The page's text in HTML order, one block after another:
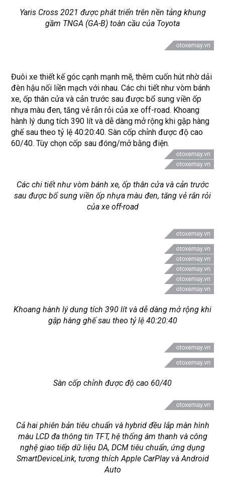
Yaris Cross 2021 được phát triển trên nền tảng khung
gầm TNGA (GA-B) toàn cầu của Toyota
Đuôi xe thiết kế góc cạnh mạnh mẽ, thêm cuốn hút nhờ dải
đèn hậu nối liền mạch với nhau. Các chi tiết như vòm bánh
xe, ốp thân cửa và cản trước sau được bổ sung viền ốp
nhựa màu đen, tăng vẻ rắn rỏi của xe off-road. Khoang
hành lý dung tích 390 lít và dễ dàng mở rộng khi gập hàng
ghế sau theo tỷ lệ 40:20:40. Sàn cốp chỉnh được độ cao
60/40. Tùy chọn cốp sau đóng/mở bằng điện.
Các chi tiết như vòm bánh xe, ốp thân cửa và cản trước
sau được bổ sung viền ốp nhựa màu đen, tăng vẻ rắn rỏi
của xe off-road
Khoang hành lý dung tích 390 lít và dễ dàng mở rộng khi
gập hàng ghế sau theo tỷ lệ 40:20:40
Sàn cốp chỉnh được độ cao 60/40
Cả hai phiên bản tiêu chuẩn và hybrid đều lắp màn hình
màu LCD đa thông tin TFT, hệ thống âm thanh và công
nghệ giao tiếp dữ liệu DA, DCM tiêu chuẩn, ứng dụng
SmartDeviceLink, tương thích Apple CarPlay và Android
Auto